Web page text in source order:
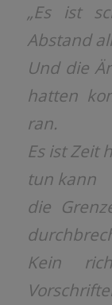
„Es ist
Abstand
Und die
hatten
ran.
Es ist Zeit
tun kann
die
Kein